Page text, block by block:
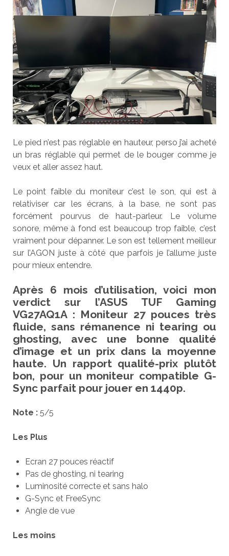
Le pied n’est pas réglable en hauteur, perso j’ai acheté
un bras réglable qui permet de le bouger comme je
veux et aller assez haut.
Le point faible du moniteur c’est le son, qui est à
relativiser car les écrans, à la base, ne sont pas
forcément pourvus de haut-parleur. Le volume
sonore, même à fond est beaucoup trop faible, c’est
vraiment pour dépanner. Le son est tellement meilleur
sur l’AGON juste à côté que parfois je l’allume juste
pour mieux entendre.
Après 6 mois d’utilisation, voici mon
verdict sur l’ASUS TUF Gaming
VG27AQ1A : Moniteur 27 pouces très
fluide, sans rémanence ni tearing ou
ghosting, avec une bonne qualité
d’image et un prix dans la moyenne
haute. Un rapport qualité-prix plutôt
bon, pour un moniteur compatible G-
Sync parfait pour jouer en 1440p.
Note :5/5
Les Plus
Ecran 27 pouces réactif
Pas de ghosting, ni tearing
Luminosité correcte et sans halo
G-Sync et FreeSync
Angle de vue
Les moins